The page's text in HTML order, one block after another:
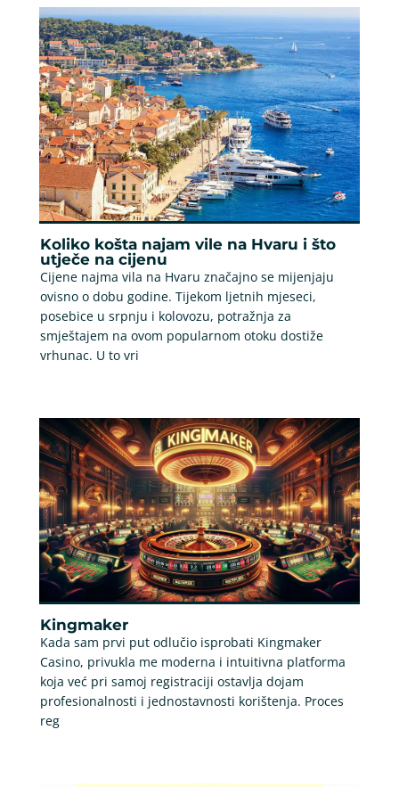
Koliko košta najam vile na Hvaru i što
utječe na cijenu
Cijene najma vila na Hvaru značajno se mijenjaju
ovisno o dobu godine. Tijekom ljetnih mjeseci,
posebice u srpnju i kolovozu, potražnja za
smještajem na ovom popularnom otoku dostiže
vrhunac. U to vri
Kingmaker
Kada sam prvi put odlučio isprobati Kingmaker
Casino, privukla me moderna i intuitivna platforma
koja već pri samoj registraciji ostavlja dojam
profesionalnosti i jednostavnosti korištenja. Proces
reg